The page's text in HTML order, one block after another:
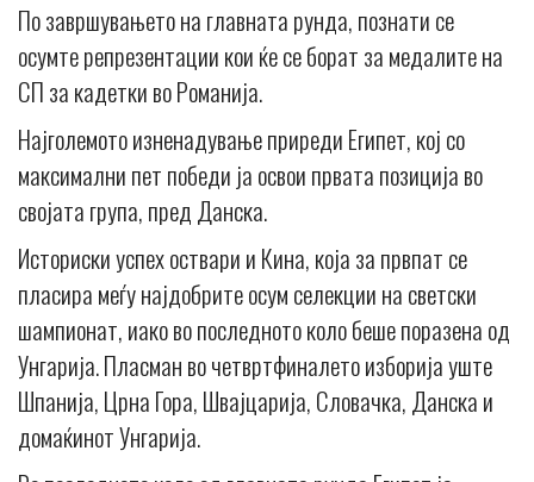
По завршувањето на главната рунда, познати се
осумте репрезентации кои ќе се борат за медалите на
СП за кадетки во Романија.
Најголемото изненадување приреди Египет, кој со
максимални пет победи ја освои првата позиција во
својата група, пред Данска.
Историски успех оствари и Кина, која за првпат се
пласира меѓу најдобрите осум селекции на светски
шампионат, иако во последното коло беше поразена од
Унгарија. Пласман во четвртфиналето изборија уште
Шпанија, Црна Гора, Швајцарија, Словачка, Данска и
домаќинот Унгарија.